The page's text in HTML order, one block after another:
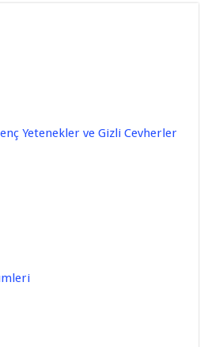
Yetenekler ve Gizli Cevherler